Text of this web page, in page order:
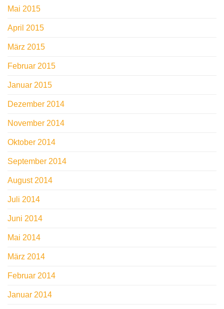
Mai 2015
April 2015
März 2015
Februar 2015
Januar 2015
Dezember 2014
November 2014
Oktober 2014
September 2014
August 2014
Juli 2014
Juni 2014
Mai 2014
März 2014
Februar 2014
Januar 2014